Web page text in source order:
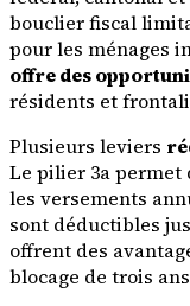
bouclier fiscal
pour les ménages
offre des
résidents et
Plusieurs leviers
Le pilier 3a permet
les versements
sont déductibles
offrent des
blocage de trois